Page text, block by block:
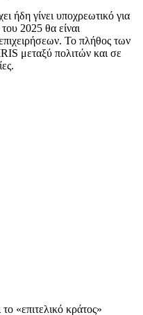
ήδη γίνει υποχρεωτικό για
2025 θα είναι
Το πλήθος των
μεταξύ πολιτών και σε